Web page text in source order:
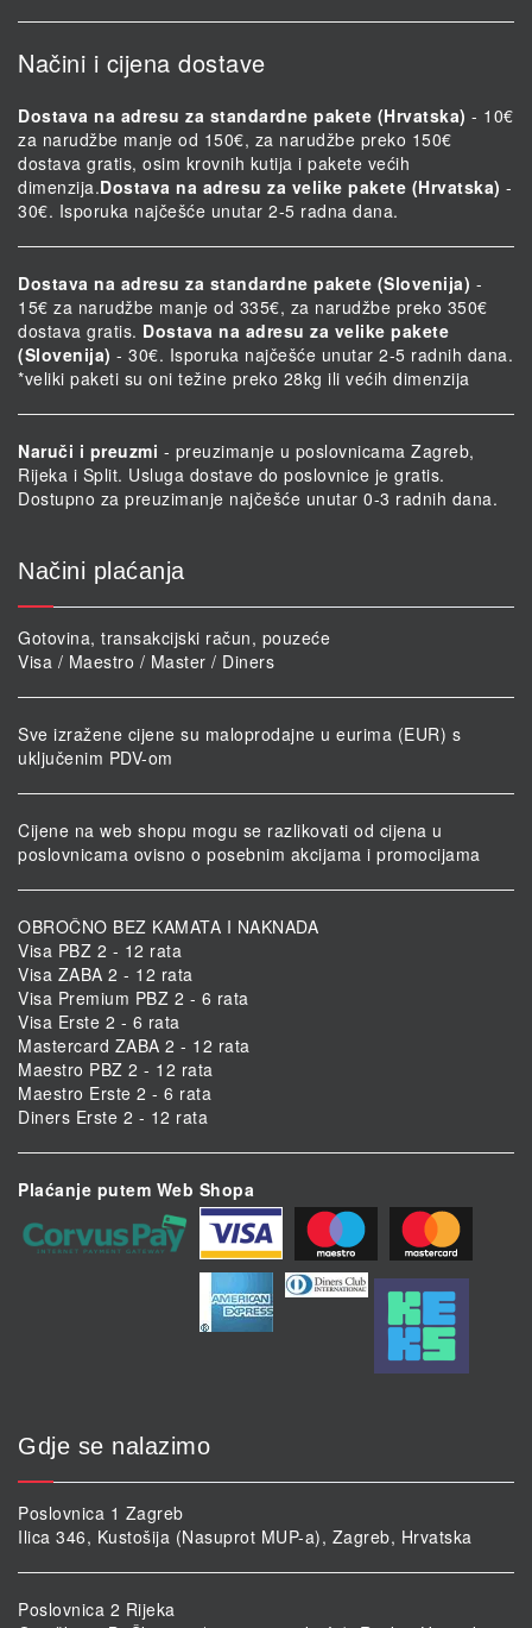
Načini i cijena dostave
Dostava na adresu za standardne pakete (Hrvatska) - 10€
za narudžbe manje od 150€, za narudžbe preko 150€
dostava gratis, osim krovnih kutija i pakete većih
dimenzija.Dostava na adresu za velike pakete (Hrvatska) -
30€. Isporuka najčešće unutar 2-5 radna dana.
Dostava na adresu za standardne pakete (Slovenija) -
15€ za narudžbe manje od 335€, za narudžbe preko 350€
dostava gratis. Dostava na adresu za velike pakete
(Slovenija) - 30€. Isporuka najčešće unutar 2-5 radnih dana.
*veliki paketi su oni težine preko 28kg ili većih dimenzija
Naruči i preuzmi - preuzimanje u poslovnicama Zagreb,
Rijeka i Split. Usluga dostave do poslovnice je gratis.
Dostupno za preuzimanje najčešće unutar 0-3 radnih dana.
Načini plaćanja
Gotovina, transakcijski račun, pouzeće
Visa / Maestro / Master / Diners
Sve izražene cijene su maloprodajne u eurima (EUR) s
uključenim PDV-om
Cijene na web shopu mogu se razlikovati od cijena u
poslovnicama ovisno o posebnim akcijama i promocijama
OBROČNO BEZ KAMATA I NAKNADA
Visa PBZ 2 - 12 rata
Visa ZABA 2 - 12 rata
Visa Premium PBZ 2 - 6 rata
Visa Erste 2 - 6 rata
Mastercard ZABA 2 - 12 rata
Maestro PBZ 2 - 12 rata
Maestro Erste 2 - 6 rata
Diners Erste 2 - 12 rata
Plaćanje putem Web Shopa
Gdje se nalazimo
Poslovnica 1 Zagreb
Ilica 346, Kustošija (Nasuprot MUP-a), Zagreb, Hrvatska
Poslovnica 2 Rijeka